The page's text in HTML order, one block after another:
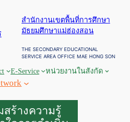
สำนักงานเขตพื้นที่การศึกษา
มัธยมศึกษาแม่ฮ่องสอน
THE SECONDARY EDUCATIONAL
SERVICE AREA OFFICE MAE HONG SON
E-Service
หน่วยงานในสังกัด
ร้างความรู้